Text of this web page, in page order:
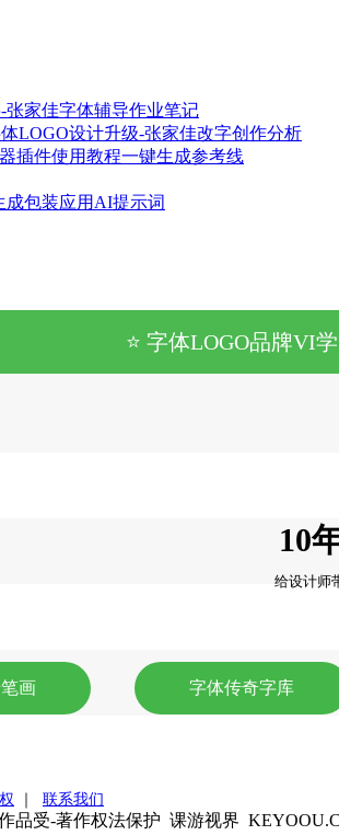
⭐ 字体LOGO品牌VI
10
给设计师
画 字体传奇字库
联系我们
品受-著作权法保护 课游视界